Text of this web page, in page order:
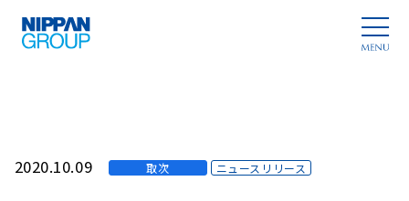
2020.10.09 取次 ニュースリリース